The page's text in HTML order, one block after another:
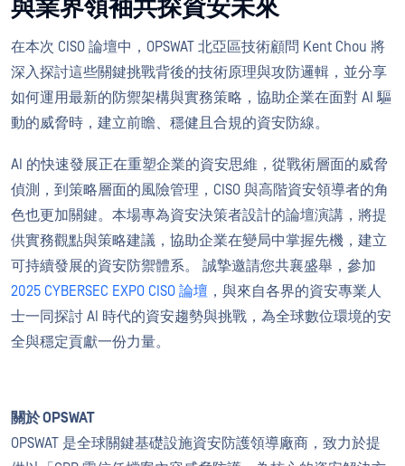
與業界領袖共探資安未來
在本次 CISO 論壇中，OPSWAT 北亞區技術顧問 Kent Chou 將
深入探討這些關鍵挑戰背後的技術原理與攻防邏輯，並分享
如何運用最新的防禦架構與實務策略，協助企業在面對 AI 驅
動的威脅時，建立前瞻、穩健且合規的資安防線。
AI 的快速發展正在重塑企業的資安思維，從戰術層面的威脅
偵測，到策略層面的風險管理，CISO 與高階資安領導者的角
色也更加關鍵。本場專為資安決策者設計的論壇演講，將提
供實務觀點與策略建議，協助企業在變局中掌握先機，建立
可持續發展的資安防禦體系。 誠摯邀請您共襄盛舉，參加
2025 CYBERSEC EXPO CISO 論壇 ，與來自各界的資安專業人
士一同探討 AI 時代的資安趨勢與挑戰，為全球數位環境的安
全與穩定貢獻一份力量。
關於 OPSWAT
OPSWAT 是全球關鍵基礎設施資安防護領導廠商，致力於提